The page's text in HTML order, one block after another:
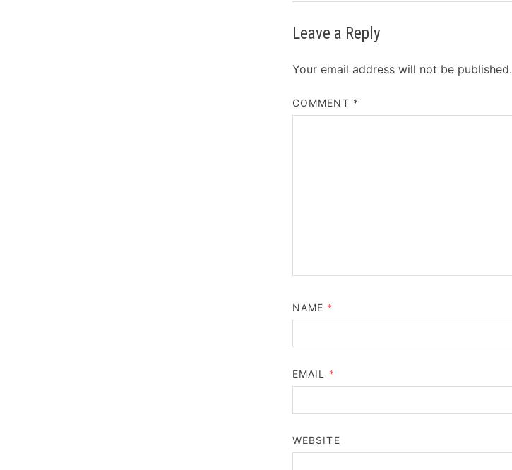
Leave a Reply
Your email address will not be published.
COMMENT *
NAME *
EMAIL *
WEBSITE